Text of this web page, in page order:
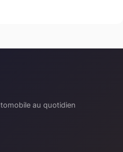
au quotidien